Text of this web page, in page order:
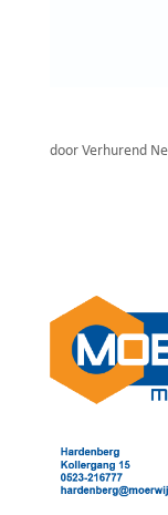
door Verhurend